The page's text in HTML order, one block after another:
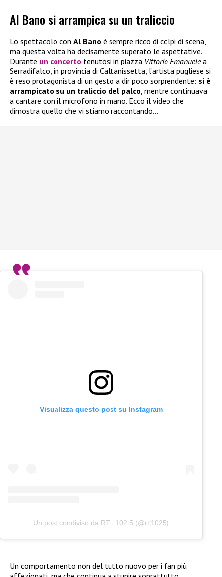
Al Bano si arrampica su un traliccio
Lo spettacolo con Al Bano è sempre ricco di colpi di scena,
ma questa volta ha decisamente superato le aspettative.
Durante un concerto tenutosi in piazza Vittorio Emanuelea
Serradifalco, in provincia di Caltanissetta, l’artista pugliese si
è reso protagonista di un gesto a dir poco sorprendente: si è
arrampicato su un traliccio del palco, mentre continuava
a cantare con il microfono in mano. Ecco il video che
dimostra quello che vi stiamo raccontando…
Visualizza questo post su Instagram
Un post condiviso da RTL 102.5 (@rtl1025)
Un comportamento non del tutto nuovo per i fan più